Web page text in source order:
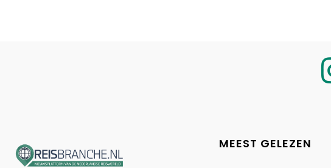
MEEST GELEZEN